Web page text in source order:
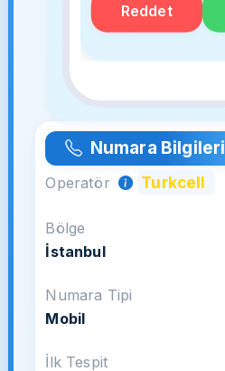
Reddet
Numara Bilgileri
Operatör Turkcell
Bölge
İstanbul
Numara Tipi
Mobil
İlk Tespit